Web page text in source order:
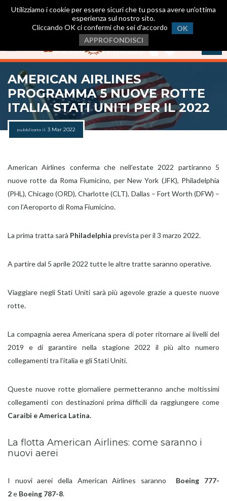
Utilizziamo i cookie per essere sicuri che tu possa avere un'ottima
esperienza sul nostro sito.
Cliccando OK ci confermi che sei d'accordo
OK
APPROFONDISCI
Scarica ora la nostra App
Avrai assistenza immediata!
AMERICAN AIRLINES
PROGRAMMA 5 NUOVE ROTTE
ITALIA STATI UNITI PER IL 2022
pubblicato il: 3 Mar 2022
American Airlines conferma che nell’estate 2022 partiranno 5
nuove rotte da Roma Fiumicino, per New York (JFK), Philadelphia
(PHL), Chicago (ORD), Charlotte (CLT), Dallas – Fort Worth (DFW) –
con l’Aeroporto di Roma Fiumicino.
La prima tratta sarà Philadelphia prevista per il 3 marzo 2022.
A partire dal 5 aprile 2022 tutte le altre tratte saranno operative.
Viaggiare negli Stati Uniti sarà più agevole grazie a queste nuove
rotte.
La compagnia aerea Americana spera di poter ritornare ai livelli del
2019 e di garantire nella stagione 2022 il più alto numero
collegamenti tra l’italia e gli Stati Uniti.
Queste nuove rotte giornaliere permetteranno anche moltissimi
collegamenti con destinazioni prima difficili da raggiungere come
Caraibi e America Latina.
La flotta American Airlines: come saranno i
nuovi aerei
I nuovi aerei della American Airlines saranno Boeing 777-
2e Boeing 787-8.